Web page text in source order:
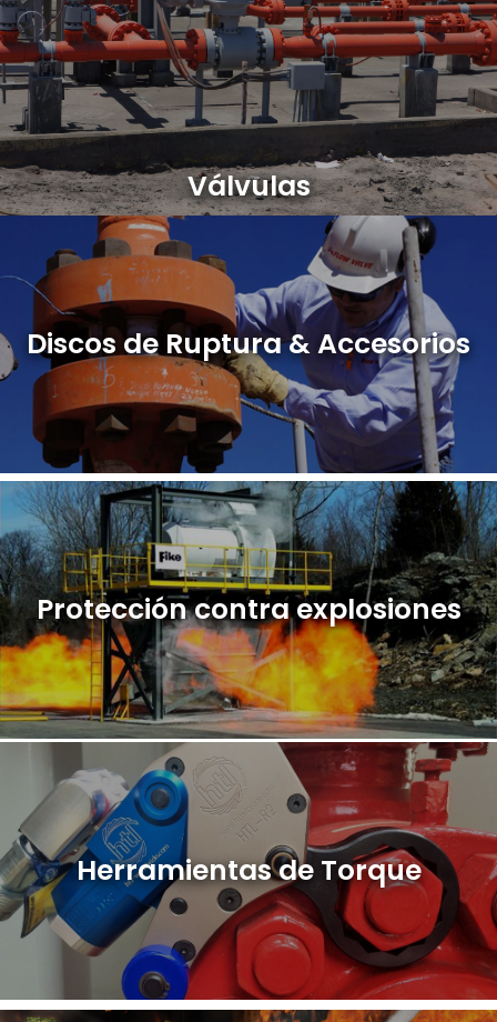
Válvulas
Discos de Ruptura & Accesorios
Protección contra explosiones
Herramientas de Torque